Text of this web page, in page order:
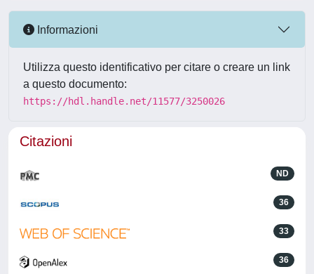
Informazioni
Utilizza questo identificativo per citare o creare un link
a questo documento:
https://hdl.handle.net/11577/3250026
Citazioni
ND
36
33
36